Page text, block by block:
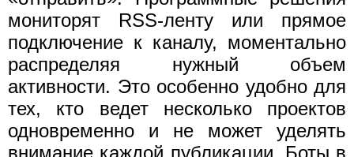
мониторят RSS-ленту или прямое
подключение к каналу, моментально
распределяя нужный объем
активности. Это особенно удобно для
тех, кто ведет несколько проектов
одновременно и не может уделять
внимание каждой публикации. Боты в